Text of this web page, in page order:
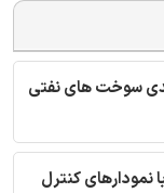
سوخت های نفتی
کنترل